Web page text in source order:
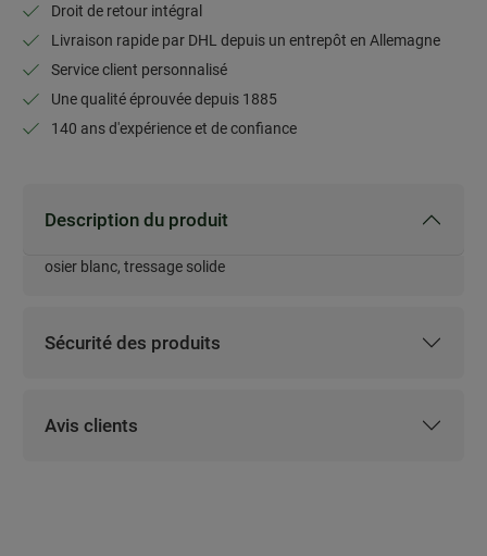
Droit de retour intégral
Livraison rapide par DHL depuis un entrepôt en Allemagne
Service client personnalisé
Une qualité éprouvée depuis 1885
140 ans d'expérience et de confiance
Description du produit
Description du produit
osier blanc, tressage solide
Sécurité des produits
Avis clients